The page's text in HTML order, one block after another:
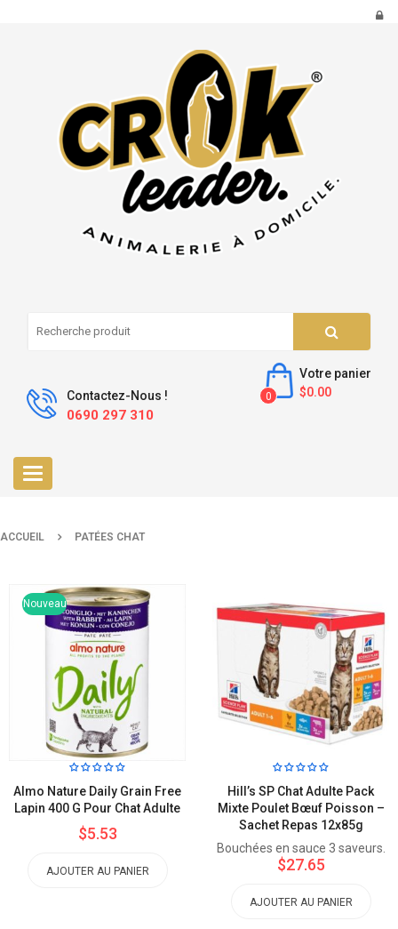
Contactez-Nous !
0690 297 310
Votre panier
$0.00
0
Toggle
navigation
ACCUEIL PATÉES CHAT
Nouveau
Almo Nature Daily Grain Free
Lapin 400 G Pour Chat Adulte
$5.53
AJOUTER AU PANIER
Hill’s SP Chat Adulte Pack
Mixte Poulet Bœuf Poisson –
Sachet Repas 12x85g
Bouchées en sauce 3 saveurs.
$27.65
AJOUTER AU PANIER